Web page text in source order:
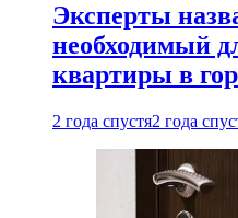
Эксперты
необходимый
квартиры в
2 года спустя2 года